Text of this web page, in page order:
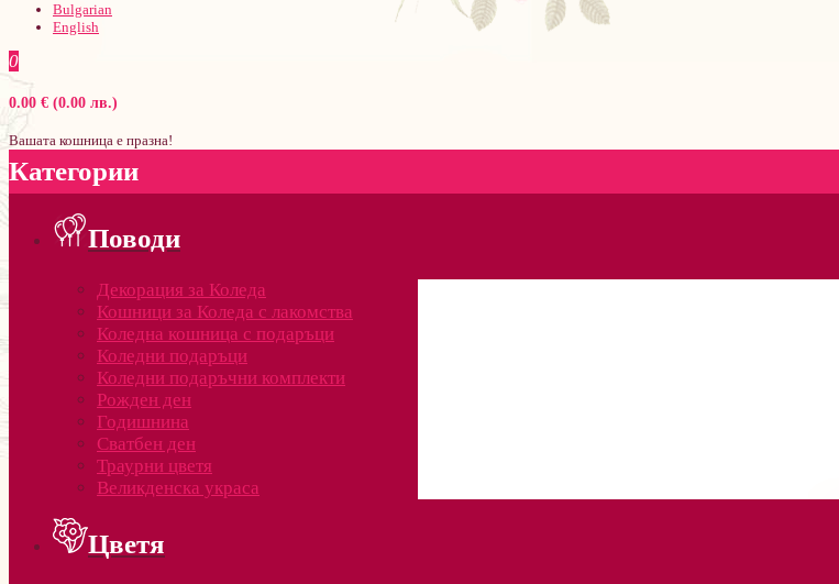
Bulgarian
English
0
0.00 € (0.00 лв.)
Вашата кошница е празна!
Категории
Поводи
Декорация за Коледа
Кошници за Коледа с лакомства
Коледна кошница с подаръци
Коледни подаръци
Коледни подаръчни комплекти
Рожден ден
Годишнина
Сватбен ден
Траурни цветя
Великденска украса
Цветя